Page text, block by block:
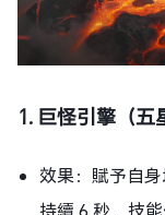
1. 巨怪引擎（五
效果：賦予自身